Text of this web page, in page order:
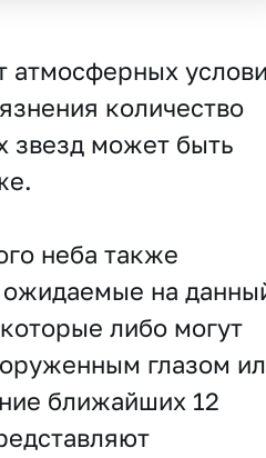
атмосферных
количество
звезд может быть
неба также
на
либо могут
глазом
ближайших 12